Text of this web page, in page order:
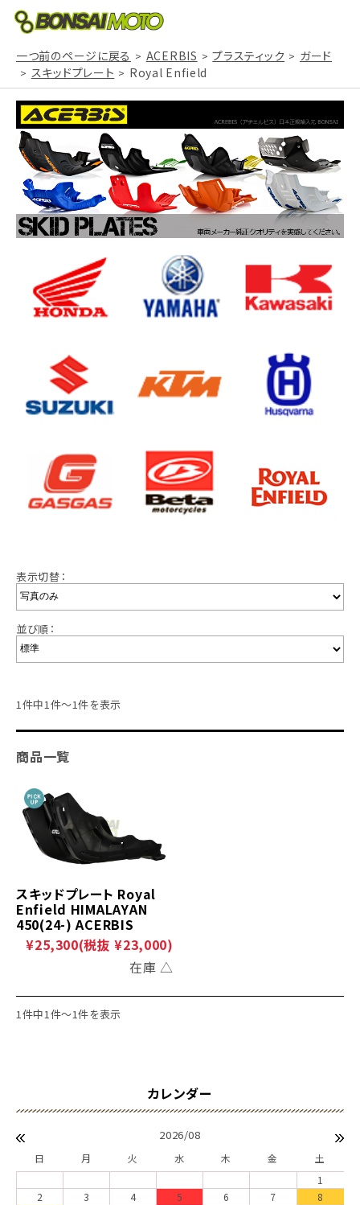
一つ前のページに戻る ACERBIS プラスティック
ガード
スキッドプレート
Royal Enfield
表示切替：
並び順：
1件中1件～1件を表示
商品一覧
スキッドプレート Royal
Enfield HIMALAYAN
450(24-) ACERBIS
¥25,300(税抜 ¥23,000)
在庫 △
1件中1件～1件を表示
2026/08
日 月 火 水 木 金
土
1
2
3 4 5 6 7
8